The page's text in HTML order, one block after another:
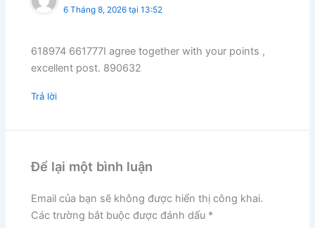
6 Tháng 8, 2026 tại 13:52
618974 661777I agree together with your points ,
excellent post. 890632
Trả lời
Để lại một bình luận
Email của bạn sẽ không được hiển thị công khai.
Các trường bắt buộc được đánh dấu *